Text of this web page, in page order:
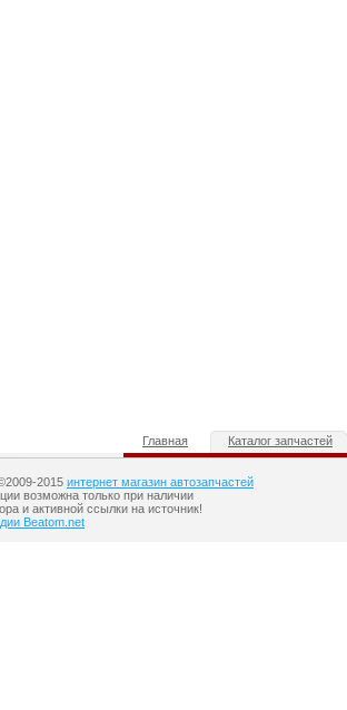
Главная Каталог запчастей
2015 интернет магазин автозапчастей
возможна только при наличии
и активной ссылки на источник!
Beatom.net